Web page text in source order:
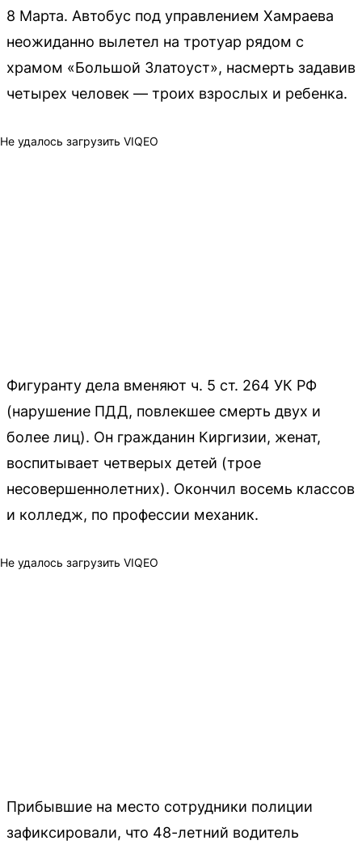
8 Марта. Автобус под управлением Хамраева
неожиданно вылетел на тротуар рядом с
храмом «Большой Златоуст», насмерть задавив
четырех человек — троих взрослых и ребенка.
Не удалось загрузить VIQEO
Фигуранту дела вменяют ч. 5 ст. 264 УК РФ
(нарушение ПДД, повлекшее смерть двух и
более лиц). Он гражданин Киргизии, женат,
воспитывает четверых детей (трое
несовершеннолетних). Окончил восемь классов
и колледж, по профессии механик.
Не удалось загрузить VIQEO
Прибывшие на место сотрудники полиции
зафиксировали, что 48-летний водитель